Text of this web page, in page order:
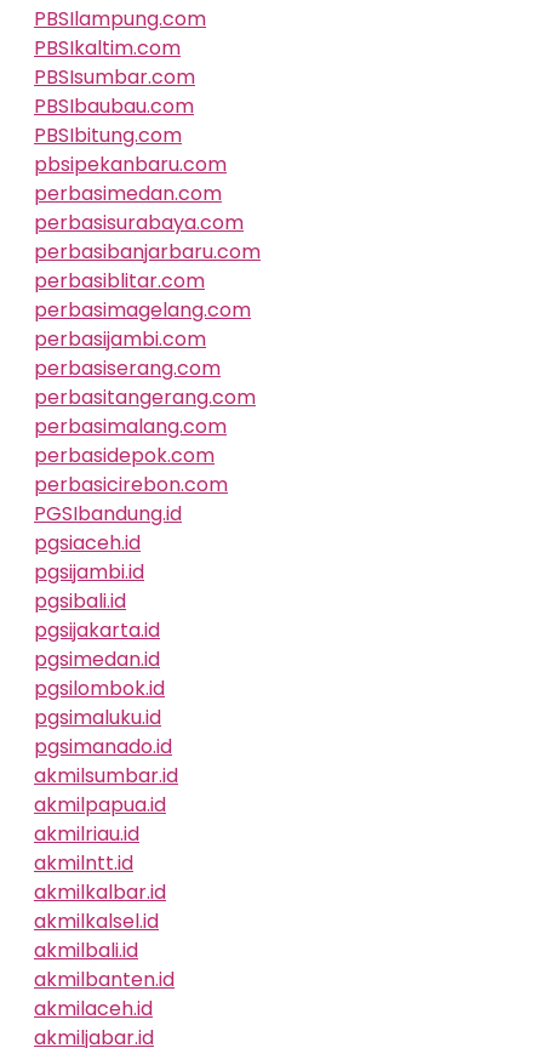
PBSIlampung.com
PBSIkaltim.com
PBSIsumbar.com
PBSIbaubau.com
PBSIbitung.com
pbsipekanbaru.com
perbasimedan.com
perbasisurabaya.com
perbasibanjarbaru.com
perbasiblitar.com
perbasimagelang.com
perbasijambi.com
perbasiserang.com
perbasitangerang.com
perbasimalang.com
perbasidepok.com
perbasicirebon.com
PGSIbandung.id
pgsiaceh.id
pgsijambi.id
pgsibali.id
pgsijakarta.id
pgsimedan.id
pgsilombok.id
pgsimaluku.id
pgsimanado.id
akmilsumbar.id
akmilpapua.id
akmilriau.id
akmilntt.id
akmilkalbar.id
akmilkalsel.id
akmilbali.id
akmilbanten.id
akmilaceh.id
akmiljabar.id